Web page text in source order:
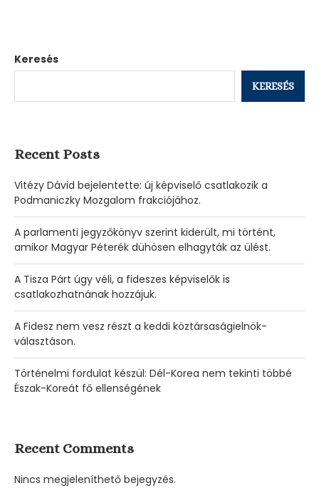
Keresés
KERESÉS
Recent Posts
Vitézy Dávid bejelentette: új képviselő csatlakozik a
Podmaniczky Mozgalom frakciójához.
A parlamenti jegyzőkönyv szerint kiderült, mi történt,
amikor Magyar Péterék dühösen elhagyták az ülést.
A Tisza Párt úgy véli, a fideszes képviselők is
csatlakozhatnának hozzájuk.
A Fidesz nem vesz részt a keddi köztársaságielnök-
választáson.
Történelmi fordulat készül: Dél-Korea nem tekinti többé
Észak-Koreát fő ellenségének
Recent Comments
Nincs megjeleníthető bejegyzés.